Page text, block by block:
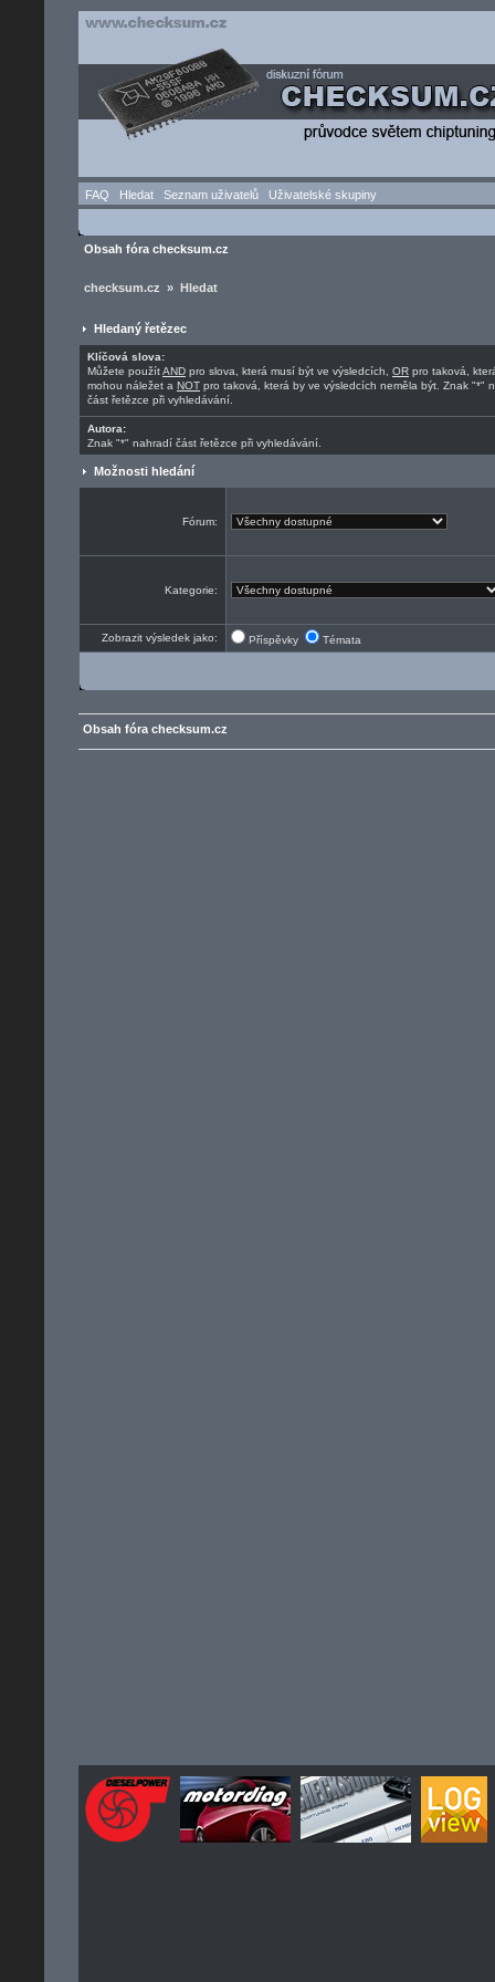
FAQ Hledat Seznam uživatelů Uživatelské skupiny
Obsah fóra checksum.cz
checksum.cz » Hledat
Hledaný řetězec
Klíčová slova:
Můžete použítAND pro slova, která musí být ve výsledcích, OR pro taková,
mohou náležet a NOT pro taková, která by ve výsledcích neměla být. Znak "*"
část řetězce při vyhledávání.
Autora:
Znak "*" nahradí část řetězce při vyhledávání.
Možnosti hledání
Fórum:
Kategorie:
Zobrazit výsledek jako: Příspěvky Témata
Obsah fóra checksum.cz